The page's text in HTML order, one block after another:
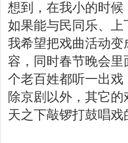
想到，在我小的时
如果能与民同乐、
我希望把戏曲活动
容，同时春节晚会
个老百姓都听一出
除京剧以外，其它
天之下敲锣打鼓唱戏